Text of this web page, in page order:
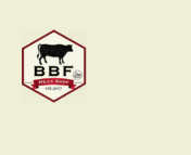
content